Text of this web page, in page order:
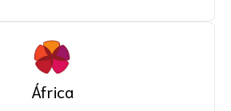
África
Africa